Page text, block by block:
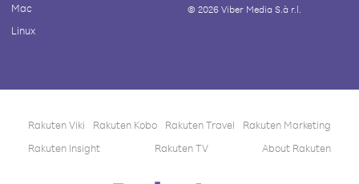
Mac
Linux
© 2026Viber Media S.à r.l.
Rakuten Viki Rakuten Kobo Rakuten Travel
Rakuten Marketing
Rakuten Insight
Rakuten TV About Rakuten